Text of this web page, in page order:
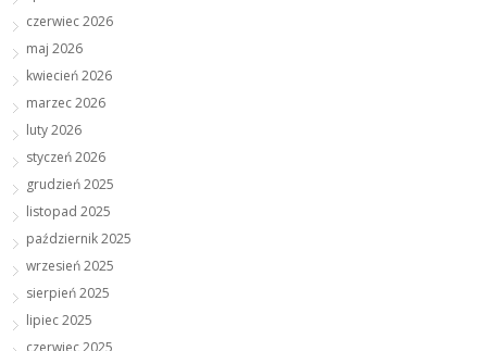
czerwiec 2026
maj 2026
kwiecień 2026
marzec 2026
luty 2026
styczeń 2026
grudzień 2025
listopad 2025
październik 2025
wrzesień 2025
sierpień 2025
lipiec 2025
czerwiec 2025